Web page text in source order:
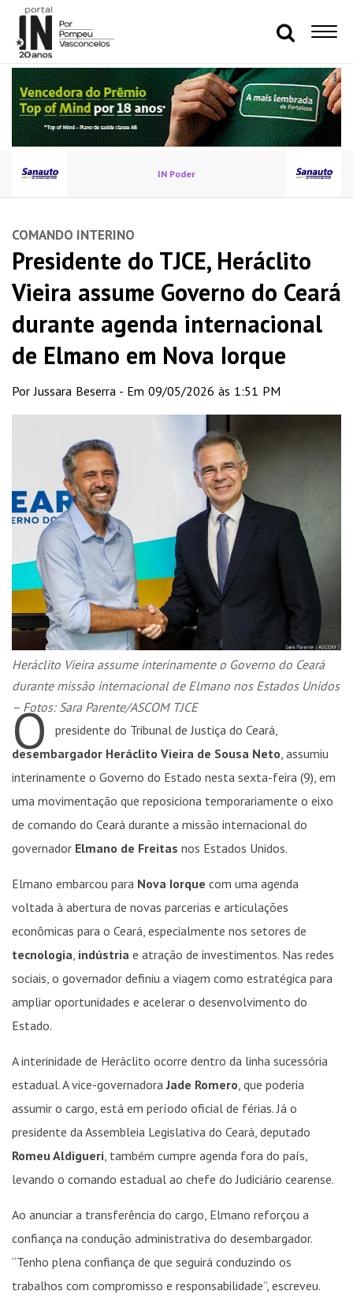
IN Poder
COMANDO INTERINO
Presidente do TJCE, Heráclito
Vieira assume Governo do Ceará
durante agenda internacional
de Elmano em Nova Iorque
Por Jussara Beserra - Em 09/05/2026 às 1:51 PM
Heráclito Vieira assume interinamente o Governo do Ceará
durante missão internacional de Elmano nos Estados Unidos
– Fotos: Sara Parente/ASCOM TJCE
O presidente do Tribunal de Justiça do Ceará,
desembargador Heráclito Vieira de Sousa Neto, assumiu
interinamente o Governo do Estado nesta sexta-feira (9), em
uma movimentação que reposiciona temporariamente o eixo
de comando do Ceará durante a missão internacional do
governador Elmano de Freitas nos Estados Unidos.
Elmano embarcou para Nova Iorque com uma agenda
voltada à abertura de novas parcerias e articulações
econômicas para o Ceará, especialmente nos setores de
tecnologia, indústria e atração de investimentos. Nas redes
sociais, o governador definiu a viagem como estratégica para
ampliar oportunidades e acelerar o desenvolvimento do
Estado.
A interinidade de Heráclito ocorre dentro da linha sucessória
estadual. A vice-governadoraJade Romero, que poderia
assumir o cargo, está em período oficial de férias. Já o
presidente da Assembleia Legislativa do Ceará, deputado
Romeu Aldigueri, também cumpre agenda fora do país,
levando o comando estadual ao chefe do Judiciário cearense.
Ao anunciar a transferência do cargo, Elmano reforçou a
confiança na condução administrativa do desembargador.
“Tenho plena confiança de que seguirá conduzindo os
trabalhos com compromisso e responsabilidade”, escreveu.